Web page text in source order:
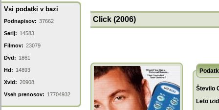
Vsi podatki v bazi
Podnapisov: 37662
Serij: 14583
Filmov: 23079
Dvd: 1861
Hd: 14893
Xvid: 20908
Vseh prenosov: 17704932
Click (2006)
Število
Leto